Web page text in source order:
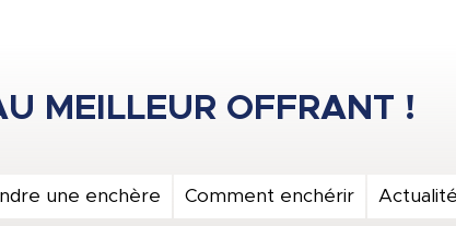
une enchère Comment enchérir